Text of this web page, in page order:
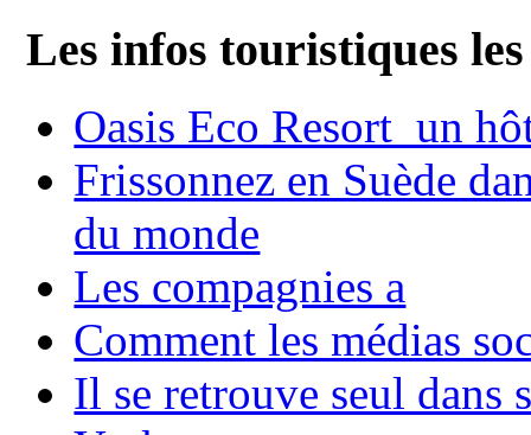
Les infos touristiques
Oasis Eco Resort un
Frissonnez en Suède
du monde
Les compagnies a
Comment les médias
Il se retrouve seul dans